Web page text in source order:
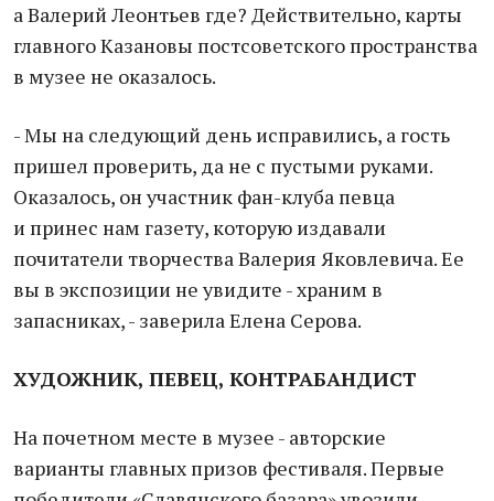
а Валерий Леонтьев где? Действительно, карты
главного Казановы постсоветского пространства
в музее не оказалось.
- Мы на следующий день исправились, а гость
пришел проверить, да не с пустыми руками.
Оказалось, он участник фан-клуба певца
и принес нам газету, которую издавали
почитатели творчества Валерия Яковлевича. Ее
вы в экспозиции не увидите - храним в
запасниках, - заверила Елена Серова.
ХУДОЖНИК, ПЕВЕЦ, КОНТРАБАНДИСТ
На почетном месте в музее - авторские
варианты главных призов фестиваля. Первые